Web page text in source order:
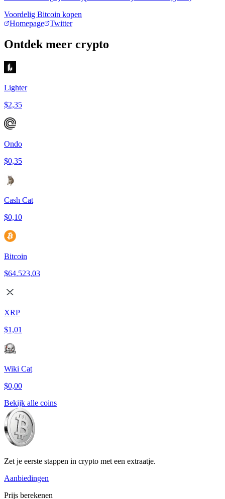
Voordelig Bitcoin kopen
Homepage
Twitter
Ontdek meer crypto
Lighter
$2,35
Ondo
$0,35
Cash Cat
$0,10
Bitcoin
$64.523,03
XRP
$1,01
Wiki Cat
$0,00
Bekijk alle coins
Zet je eerste stappen in crypto met een extraatje.
Aanbiedingen
Prijs berekenen